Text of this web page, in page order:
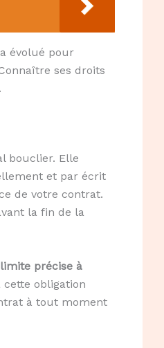
évolué pour
ses droits
bouclier. Elle
et par écrit
de votre contrat.
la fin de la
précise à
cette obligation
à tout moment